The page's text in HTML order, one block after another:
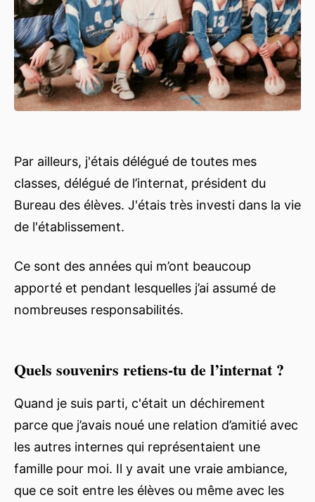
Par ailleurs, j'étais délégué de toutes mes
classes, délégué de l’internat, président du
Bureau des élèves. J'étais très investi dans la vie
de l'établissement.
Ce sont des années qui m’ont beaucoup
apporté et pendant lesquelles j’ai assumé de
nombreuses responsabilités.
Quels souvenirs retiens-tu de l’internat ?
Quand je suis parti, c'était un déchirement
parce que j’avais noué une relation d’amitié avec
les autres internes qui représentaient une
famille pour moi. Il y avait une vraie ambiance,
que ce soit entre les élèves ou même avec les